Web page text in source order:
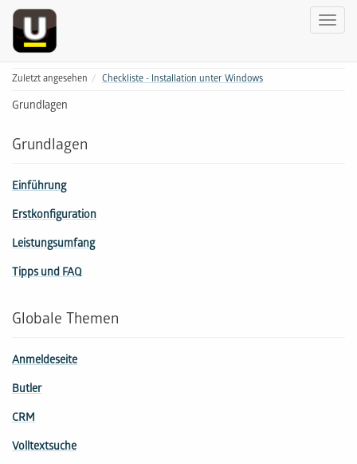
Zuletzt angesehen Checkliste - Installation unter Windows
Grundlagen
Grundlagen
Einführung
Erstkonfiguration
Leistungsumfang
Tipps und FAQ
Globale Themen
Anmeldeseite
Butler
CRM
Volltextsuche